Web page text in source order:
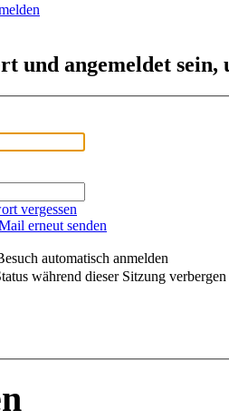
und angemeldet
vergessen
erneut senden
automatisch anmelden
während dieser Sitzung verbergen